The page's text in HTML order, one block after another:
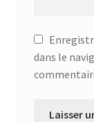
dans le